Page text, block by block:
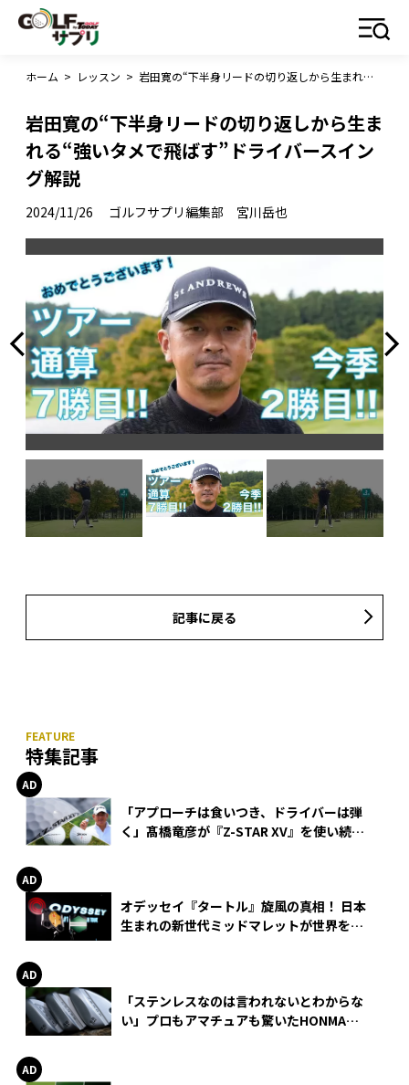
ホーム > レッスン > 岩田寛の“下半身リードの切り返しから生まれる“強いタメで飛ばす”ドライバースイング解説
岩田寛の“下半身リードの切り返しから生ま
れる“強いタメで飛ばす”ドライバースイン
グ解説
2024/11/26 ゴルフサプリ編集部 宮川岳也
記事に戻る
特集記事
「アプローチは食いつき、ドライバーは弾
く」髙橋竜彦が『Z-STAR XV』を使い続け
オデッセイ『タートル』旋風の真相！ 日本
生まれの新世代ミッドマレットが世界を席
「ステンレスなのは言われないとわからな
い」プロもアマチュアも驚いたHONMA